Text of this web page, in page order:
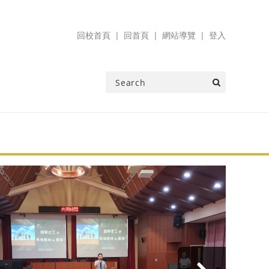
回校首頁 回首頁 網站導覽 登入